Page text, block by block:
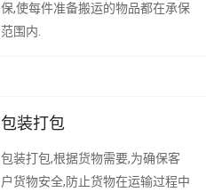
保,使每件准备搬运的物品都在承保
范围内.
包装打包
包装打包,根据货物需要,为确保客
户货物安全,防止货物在运输过程中